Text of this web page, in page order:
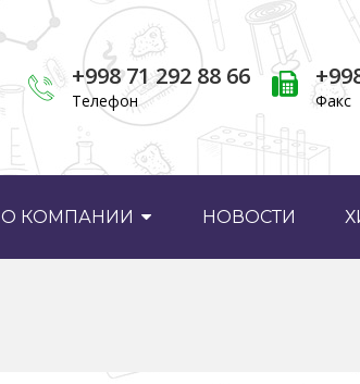
+998 71 292 88 66
Телефон Факс
О КОМПАНИИ НОВОСТИ